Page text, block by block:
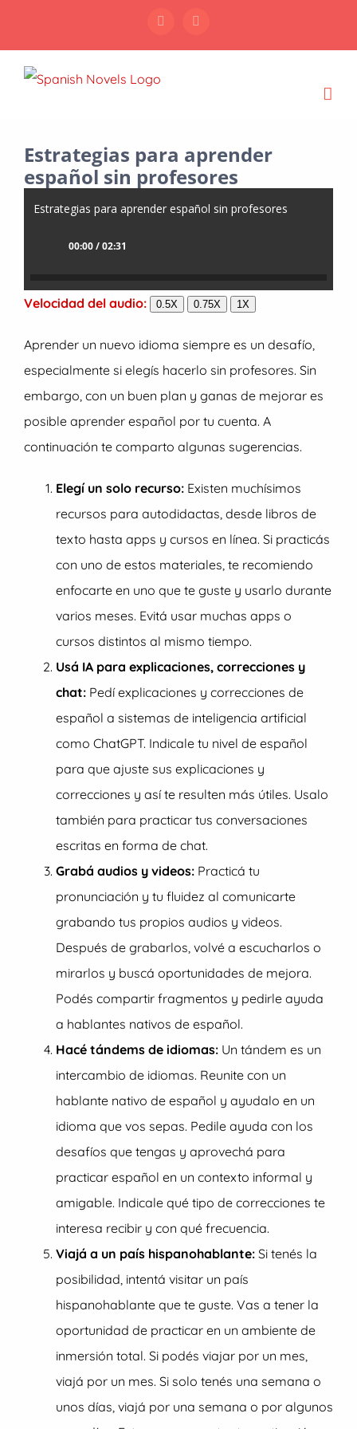
content
FacebookInstagram
Estrategias para aprender
español sin profesores
Estrategias para aprender español sin profesores
00:00 / 02:31
Velocidad del audio: 0.5X 0.75X 1X
Aprender un nuevo idioma siempre es un desafío,
especialmente si elegís hacerlo sin profesores. Sin
embargo, con un buen plan y ganas de mejorar es
posible aprender español por tu cuenta. A
continuación te comparto algunas sugerencias.
Elegí un solo recurso: Existen muchísimos
recursos para autodidactas, desde libros de
texto hasta apps y cursos en línea. Si practicás
con uno de estos materiales, te recomiendo
enfocarte en uno que te guste y usarlo durante
varios meses. Evitá usar muchas apps o
cursos distintos al mismo tiempo.
Usá IA para explicaciones, correcciones y
chat: Pedí explicaciones y correcciones de
español a sistemas de inteligencia artificial
como ChatGPT. Indicale tu nivel de español
para que ajuste sus explicaciones y
correcciones y así te resulten más útiles. Usalo
también para practicar tus conversaciones
escritas en forma de chat.
Grabá audios y videos: Practicá tu
pronunciación y tu fluidez al comunicarte
grabando tus propios audios y videos.
Después de grabarlos, volvé a escucharlos o
mirarlos y buscá oportunidades de mejora.
Podés compartir fragmentos y pedirle ayuda
a hablantes nativos de español.
Hacé tándems de idiomas: Un tándem es un
intercambio de idiomas. Reunite con un
hablante nativo de español y ayudalo en un
idioma que vos sepas. Pedile ayuda con los
desafíos que tengas y aprovechá para
practicar español en un contexto informal y
amigable. Indicale qué tipo de correcciones te
interesa recibir y con qué frecuencia.
Viajá a un país hispanohablante: Si tenés la
posibilidad, intentá visitar un país
hispanohablante que te guste. Vas a tener la
oportunidad de practicar en un ambiente de
inmersión total. Si podés viajar por un mes,
viajá por un mes. Si solo tenés una semana o
unos días, viajá por una semana o por algunos